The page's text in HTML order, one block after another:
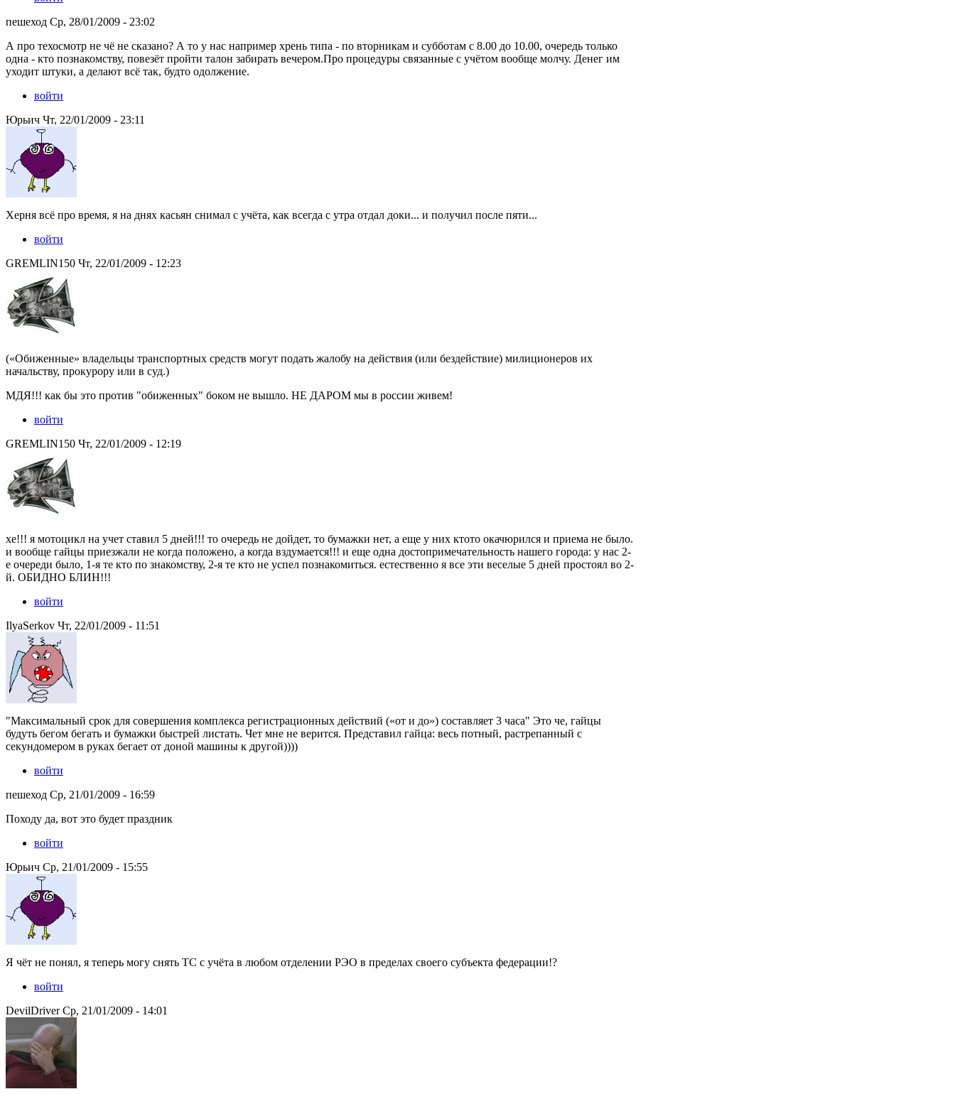
пешеход Ср, 28/01/2009 - 23:02
А про техосмотр не чё не сказано? А то у нас например хрень типа - по вторникам и субботам с 8.00 до 10.00, очередь только
одна - кто познакомству, повезёт пройти талон забирать вечером.Про процедуры связанные с учётом вообще молчу. Денег им
уходит штуки, а делают всё так, будто одолжение.
войти
Юрьич Чт, 22/01/2009 - 23:11
Херня всё про время, я на днях касьян снимал с учёта, как всегда с утра отдал доки... и получил после пяти...
войти
GREMLIN150 Чт, 22/01/2009 - 12:23
(«Обиженные» владельцы транспортных средств могут подать жалобу на действия (или бездействие) милиционеров их
начальству, прокурору или в суд.)
МДЯ!!! как бы это против "обиженных" боком не вышло. НЕ ДАРОМ мы в россии живем!
войти
GREMLIN150 Чт, 22/01/2009 - 12:19
хе!!! я мотоцикл на учет ставил 5 дней!!! то очередь не дойдет, то бумажки нет, а еще у них ктото окачюрился и приема не было.
и вообще гайцы приезжали не когда положено, а когда вздумается!!! и еще одна достопримечательность нашего города: у нас 2-
е очереди было, 1-я те кто по знакомству, 2-я те кто не успел познакомиться. естественно я все эти веселые 5 дней простоял во 2-
й. ОБИДНО БЛИН!!!
войти
IlyaSerkov Чт, 22/01/2009 - 11:51
"Максимальный срок для совершения комплекса регистрационных действий («от и до») составляет 3 часа" Это че, гайцы
будуть бегом бегать и бумажки быстрей листать. Чет мне не верится. Представил гайца: весь потный, растрепанный с
секундомером в руках бегает от доной машины к другой))))
войти
пешеход Ср, 21/01/2009 - 16:59
Походу да, вот это будет праздник
войти
Юрьич Ср, 21/01/2009 - 15:55
Я чёт не понял, я теперь могу снять ТС с учёта в любом отделении РЭО в пределах своего субъекта федерации!?
войти
DevilDriver Ср, 21/01/2009 - 14:01